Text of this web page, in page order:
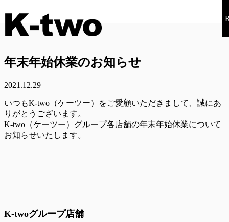
年末年始休業のお知らせ
2021.12.29
いつもK-two（ケーツー）をご愛顧いただきまして、誠にあ
りがとうございます。
K-two（ケーツー）グループ各店舗の年末年始休業について
お知らせいたします。
K-twoグループ店舗